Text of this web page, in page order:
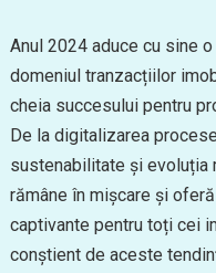
Anul 2024 aduce cu sine
domeniul tranzacțiilor
cheia succesului pentru
De la digitalizarea
sustenabilitate și evoluția
rămâne în mișcare și
captivante pentru toți cei
conștient de aceste